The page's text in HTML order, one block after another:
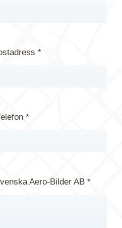
*
*
Aero-Bilder AB *